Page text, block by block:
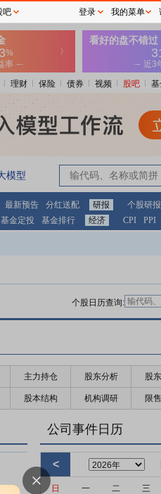
理财 保险 债券 视频 股吧
模型
最新预告 分红送配 研报 个股研报
基金定投 基金排行 经济 CPI PPI
个股日历查询:
主力持仓 股东分析 股
股本结构 机构调研 限
公司事件日历
<
日 一 二 三
吧 登录 我的菜单